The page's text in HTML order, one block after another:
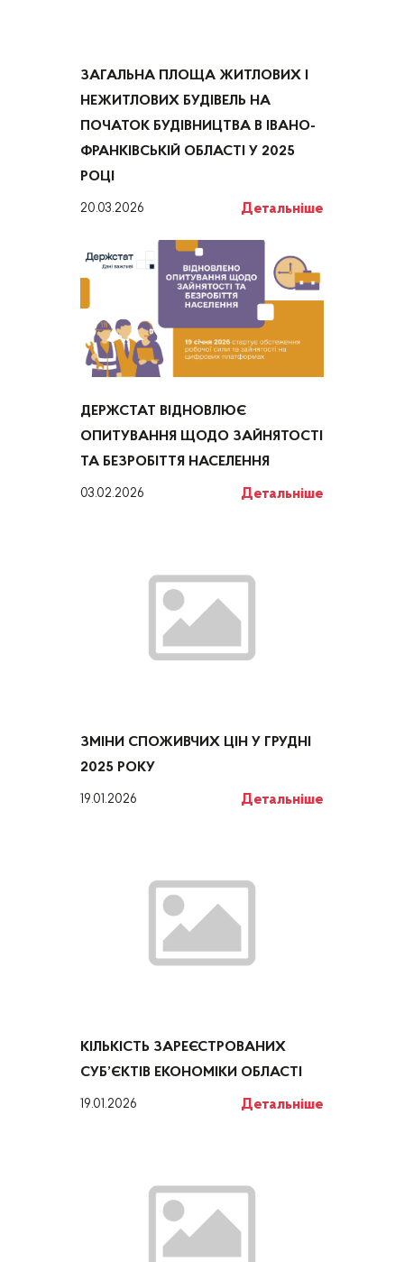
ЗАГАЛЬНА ПЛОЩА ЖИТЛОВИХ І
НЕЖИТЛОВИХ БУДІВЕЛЬ НА
ПОЧАТОК БУДІВНИЦТВА В ІВАНО-
ФРАНКІВСЬКІЙ ОБЛАСТІ У 2025
РОЦІ
20.03.2026 Детальніше
ДЕРЖСТАТ ВІДНОВЛЮЄ
ОПИТУВАННЯ ЩОДО ЗАЙНЯТОСТІ
ТА БЕЗРОБІТТЯ НАСЕЛЕННЯ
03.02.2026 Детальніше
ЗМІНИ СПОЖИВЧИХ ЦІН У ГРУДНІ
2025 РОКУ
19.01.2026 Детальніше
КІЛЬКІСТЬ ЗАРЕЄСТРОВАНИХ
СУБ’ЄКТІВ ЕКОНОМІКИ ОБЛАСТІ
19.01.2026 Детальніше